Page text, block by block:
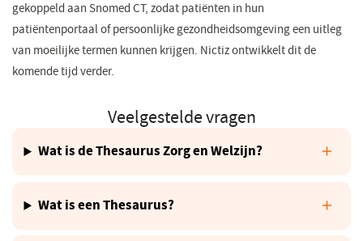
gekoppeld aan Snomed CT, zodat patiënten in hun
patiëntenportaal of persoonlijke gezondheidsomgeving een uitleg
van moeilijke termen kunnen krijgen. Nictiz ontwikkelt dit de
komende tijd verder.
Veelgestelde vragen
Wat is de Thesaurus Zorg en Welzijn?
Wat is een Thesaurus?